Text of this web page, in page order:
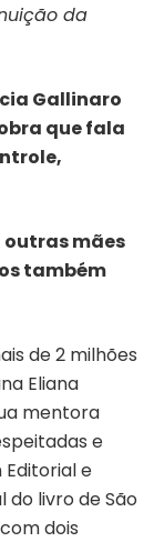
da
Gallinaro
que fala
outras mães
também
de 2 milhões
Eliana
mentora
e
Editorial e
do livro de São
dois